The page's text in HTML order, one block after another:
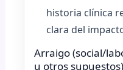
historia clínica
clara del
Arraigo (social/
u otros supuestos)